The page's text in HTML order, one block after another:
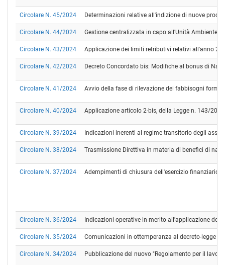
Circolare N. 45/2024 Determinazioni relative all'indizione di nuove
Circolare N. 44/2024 Gestione centralizzata in capo all'Unità Ambiente
Circolare N. 43/2024 Applicazione dei limiti retributivi relativi all'anno
Circolare N. 42/2024 Decreto Concordato bis: Modifiche al bonus di
Circolare N. 41/2024 Avvio della fase di rilevazione dei fabbisogni
Circolare N. 40/2024 Applicazione articolo 2-bis, della Legge n. 143/
Circolare N. 39/2024 Indicazioni inerenti al regime transitorio degli
Circolare N. 38/2024 Trasmissione Direttiva in materia di benefici di
Circolare N. 37/2024 Adempimenti di chiusura dell'esercizio finanziario
Circolare N. 36/2024 Indicazioni operative in merito all'applicazione
Circolare N. 35/2024 Comunicazioni in ottemperanza al decreto-legge
Circolare N. 34/2024 Pubblicazione del nuovo "Regolamento per il